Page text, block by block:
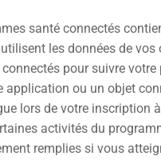
santé connectés
les données de vos
pour suivre votre
application ou un objet
lors de votre inscription
activités du
remplies si vous